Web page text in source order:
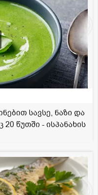
სავსე, ნაზი და
წუთში - ისპანახის